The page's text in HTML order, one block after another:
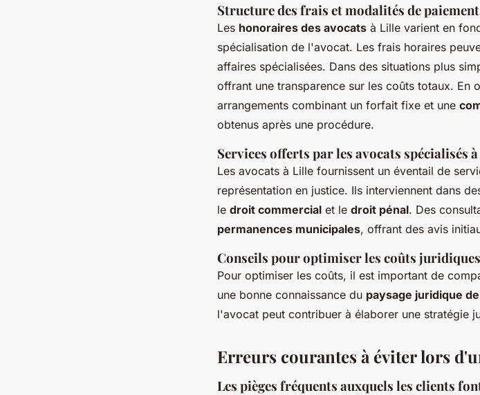
Structure des frais et modalités de paiement
Les honoraires des avocats à Lille varient en
spécialisation de l'avocat. Les frais horaires
affaires spécialisées. Dans des situations plus
offrant une transparence sur les coûts totaux. En
arrangements combinant un forfait fixe et une
obtenus après une procédure.
Services offerts par les avocats spécialisés
Les avocats à Lille fournissent un éventail de
représentation en justice. Ils interviennent dans
le droit commercial et le droit pénal. Des
permanences municipales, offrant des avis
Conseils pour optimiser les coûts
Pour optimiser les coûts, il est important de
une bonne connaissance du paysage juridique
l'avocat peut contribuer à élaborer une stratégie
Erreurs courantes à éviter lors
Les pièges fréquents auxquels les clients